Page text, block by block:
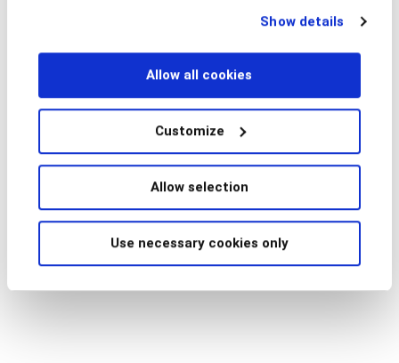
Show details
Allow all cookies
Customize
Allow selection
Use necessary cookies only